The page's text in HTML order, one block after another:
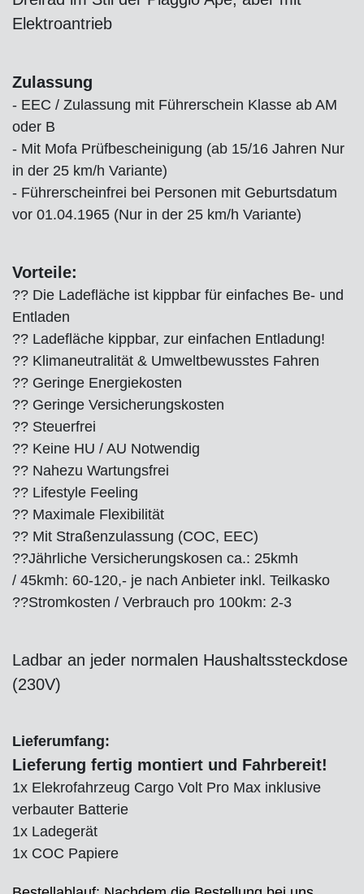
Elektroantrieb
Zulassung
- EEC / Zulassung mit Führerschein Klasse ab AM
oder B
- Mit Mofa Prüfbescheinigung (ab 15/16 Jahren Nur
in der 25 km/h Variante)
- Führerscheinfrei bei Personen mit Geburtsdatum
vor 01.04.1965 (Nur in der 25 km/h Variante)
Vorteile:
?? Die Ladefläche ist kippbar für einfaches Be- und
Entladen
?? Ladefläche kippbar, zur einfachen Entladung!
?? Klimaneutralität & Umweltbewusstes Fahren
?? Geringe Energiekosten
?? Geringe Versicherungskosten
?? Steuerfrei
?? Keine HU / AU Notwendig
?? Nahezu Wartungsfrei
?? Lifestyle Feeling
?? Maximale Flexibilität
?? Mit Straßenzulassung (COC, EEC)
??Jährliche Versicherungskosen ca.: 25kmh
/ 45kmh: 60-120,- je nach Anbieter inkl. Teilkasko
??Stromkosten / Verbrauch pro 100km: 2-3
Ladbar an jeder normalen Haushaltssteckdose
(230V)
Lieferumfang:
Lieferung fertig montiert und Fahrbereit!
1x Elekrofahrzeug Cargo Volt Pro Max inklusive
verbauter Batterie
1x Ladegerät
1x COC Papiere